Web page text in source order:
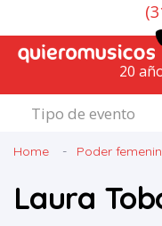
20
Tipo de evento
Home Poder
Laura